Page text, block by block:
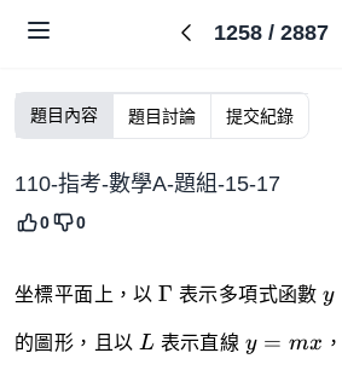
1258/ 2887
題目內容 題目討論 提交紀錄
110-指考-數學A-題組-15-17
0 0
坐標平面上，以 \Gamma
Γ 表示多項式函數y
的圖形，且以 L
L 表示直線 y=mx
y = mx